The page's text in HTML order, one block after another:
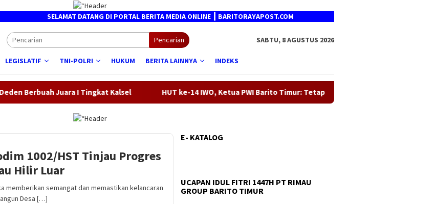
SELAMAT DATANG DI PORTAL BERITA MEDIA ONLINE ┃ BARITORAYAPOST.COM
Pencarian SABTU, 8 AGUSTUS 2026
LEGISLATIF TNI-POLRI HUKUM BERITA LAINNYA INDEKS
Juara I Tingkat Kalsel HUT ke-14 IWO, Ketua PWI Barito Timur: Tetap Solid dan Berpihak pada Kebenaran
1002/HST Tinjau Progres
Hilir Luar
memberikan semangat dan memastikan kelancaran
Desa […]
E- KATALOG
UCAPAN IDUL FITRI 1447H PT RIMAU
GROUP BARITO TIMUR